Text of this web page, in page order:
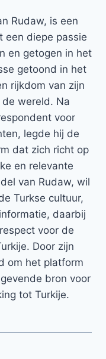
Rudaw, is een
een diepe passie
en getogen in het
getoond in het
rijkdom van zijn
wereld. Na
voor
legde hij de
dat zich richt op
en relevante
van Rudaw, wil
Turkse cultuur,
daarbij
voor de
Door zijn
om het platform
bron voor
tot Turkije.